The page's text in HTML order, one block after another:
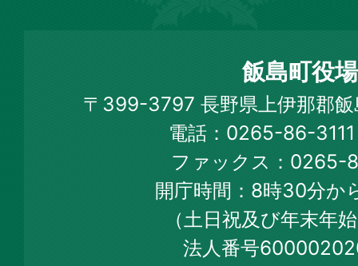
Town
Official
Site
飯島町役場
〒399-3797 長野県上伊那郡
電話：0265-86-
ファックス：0265-
開庁時間：8時30分か
（土日祝及び年末年
法人番号